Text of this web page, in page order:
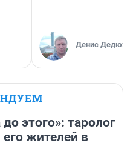
Денис
этого»: таролог
его жителей в